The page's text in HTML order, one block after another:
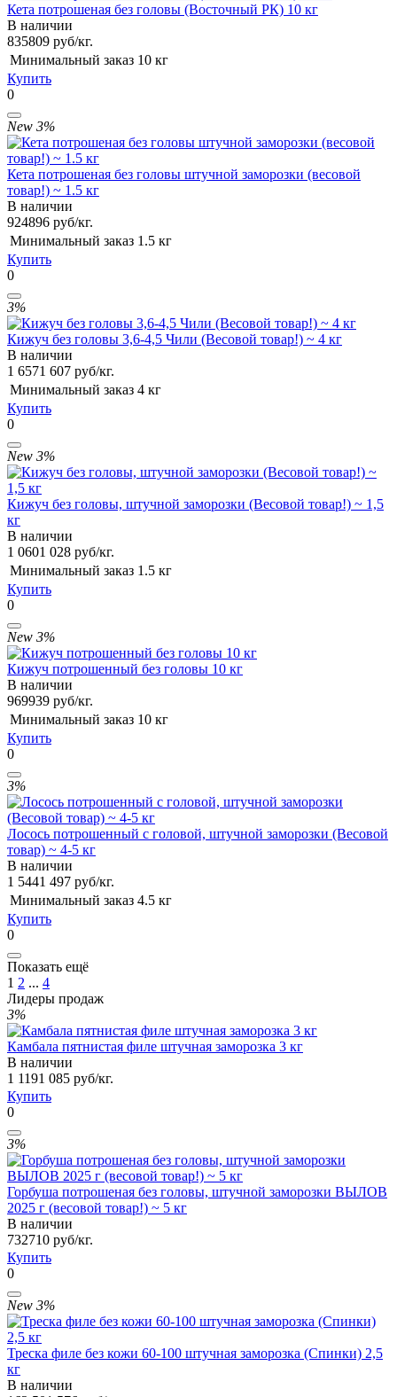
Кета потрошеная без головы (Восточный РК) 10 кг
В наличии
835809 руб/кг.
Минимальный заказ 10 кг
Купить
0
New 3%
Кета потрошеная без головы штучной заморозки (весовой
товар!) ~ 1.5 кг
В наличии
924896 руб/кг.
Минимальный заказ 1.5 кг
Купить
0
3%
Кижуч без головы 3,6-4,5 Чили (Весовой товар!) ~ 4 кг
В наличии
1 6571 607 руб/кг.
Минимальный заказ 4 кг
Купить
0
New 3%
Кижуч без головы, штучной заморозки (Весовой товар!) ~ 1,5
кг
В наличии
1 0601 028 руб/кг.
Минимальный заказ 1.5 кг
Купить
0
New 3%
Кижуч потрошенный без головы 10 кг
В наличии
969939 руб/кг.
Минимальный заказ 10 кг
Купить
0
3%
Лосось потрошенный с головой, штучной заморозки (Весовой
товар) ~ 4-5 кг
В наличии
1 5441 497 руб/кг.
Минимальный заказ 4.5 кг
Купить
0
Показать ещё
1 2 ... 4
Лидеры продаж
3%
Камбала пятнистая филе штучная заморозка 3 кг
В наличии
1 1191 085 руб/кг.
Купить
0
3%
Горбуша потрошеная без головы, штучной заморозки ВЫЛОВ
2025 г (весовой товар!) ~ 5 кг
В наличии
732710 руб/кг.
Купить
0
New 3%
Треска филе без кожи 60-100 штучная заморозка (Спинки) 2,5
кг
В наличии